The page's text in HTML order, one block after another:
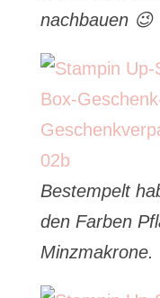
nachbauen 😉
Bestempelt
den Farben
Minzmakrone.